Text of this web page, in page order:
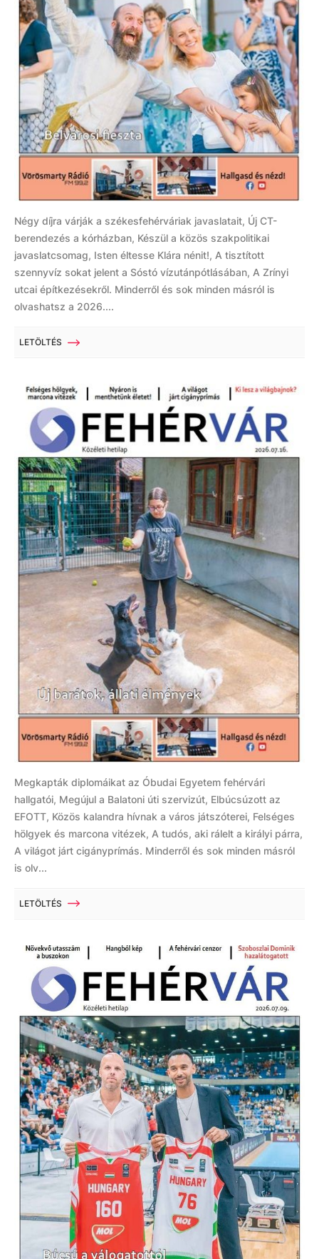
Négy díjra várják a székesfehérváriak javaslatait, Új CT-
berendezés a kórházban, Készül a közös szakpolitikai
javaslatcsomag, Isten éltesse Klára nénit!, A tisztított
szennyvíz sokat jelent a Sóstó vízutánpótlásában, A Zrínyi
utcai építkezésekről. Minderről és sok minden másról is
olvashatsz a 2026....
LETÖLTÉS
Megkapták diplomáikat az Óbudai Egyetem fehérvári
hallgatói, Megújul a Balatoni úti szervizút, Elbúcsúzott az
EFOTT, Közös kalandra hívnak a város játszóterei, Felséges
hölgyek és marcona vitézek, A tudós, aki rálelt a királyi párra,
A világot járt cigányprímás. Minderről és sok minden másról
is olv...
LETÖLTÉS